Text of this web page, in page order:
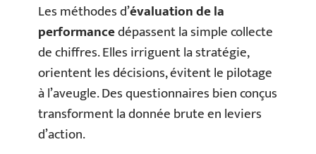
Les méthodes d’évaluation de la
performancedépassent la simple collecte
de chiffres. Elles irriguent la stratégie,
orientent les décisions, évitent le pilotage
à l’aveugle. Des questionnaires bien conçus
transforment la donnée brute en leviers
d’action.